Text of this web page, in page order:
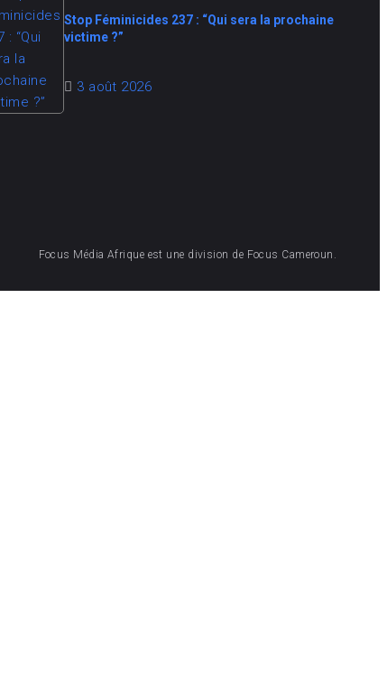
Stop Féminicides 237 : “Qui sera la prochaine
victime ?”
3 août 2026
Focus Média Afrique est une division de Focus Cameroun.